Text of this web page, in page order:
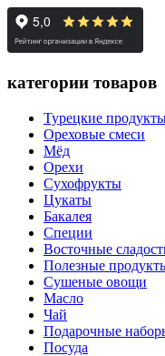
категории товаров
Турецкие
Ореховые смеси
Мёд
Орехи
Сухофрукты
Цукаты
Бакалея
Специи
Восточные
Полезные
Сушеные овощи
Масло
Чай
Подарочные
Посуда